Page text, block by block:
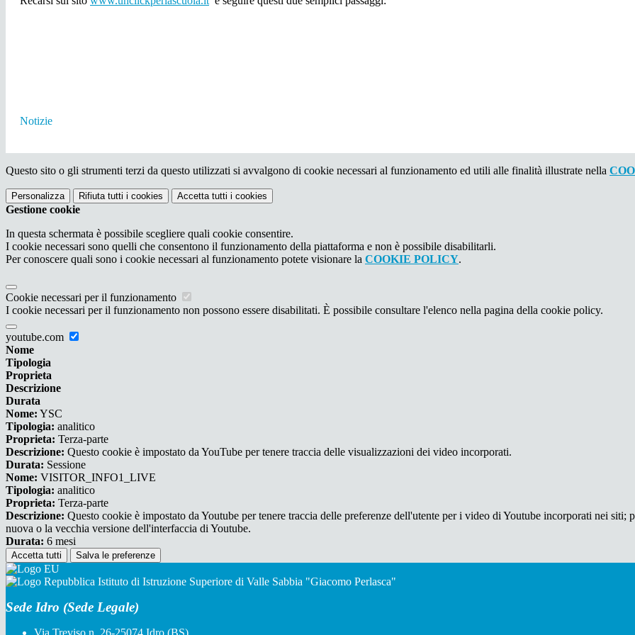
Notizie
Questo sito o gli strumenti terzi da questo utilizzati si avvalgono di cookie necessari al funzionamento ed utili alle finalità illustrate nella
Personalizza Rifiuta tutti i cookies Accetta tutti i cookies
Gestione cookie
In questa schermata è possibile scegliere quali cookie consentire.
I cookie necessari sono quelli che consentono il funzionamento della piattaforma e non è possibile disabilitarli.
Per conoscere quali sono i cookie necessari al funzionamento potete visionare la COOKIE POLICY.
Cookie necessari per il funzionamento
I cookie necessari per il funzionamento non possono essere disabilitati. È possibile consultare l'elenco nella pagina della cookie policy.
youtube.com
Nome
Tipologia
Proprieta
Descrizione
Durata
Nome: YSC
Tipologia: analitico
Proprieta: Terza-parte
Descrizione: Questo cookie è impostato da YouTube per tenere traccia delle visualizzazioni dei video incorporati.
Durata: Sessione
Nome: VISITOR_INFO1_LIVE
Tipologia: analitico
Proprieta: Terza-parte
Descrizione: Questo cookie è impostato da Youtube per tenere traccia delle preferenze dell'utente per i video di Youtube incorporati nei
nuova o la vecchia versione dell'interfaccia di Youtube.
Durata: 6 mesi
Accetta tutti Salva le preferenze
Istituto di Istruzione Superiore di Valle Sabbia "Giacomo Perlasca"
Sede Idro (Sede Legale)